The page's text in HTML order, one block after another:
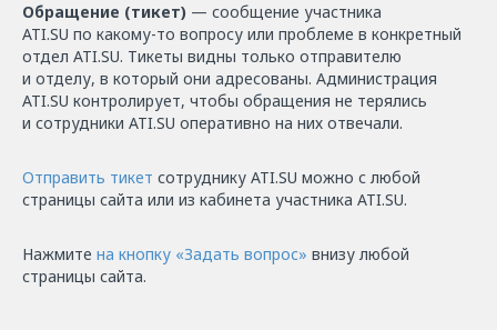
Обращение (тикет) — сообщение участника
ATI.SU по какому-то вопросу или проблеме в конкретный
отдел ATI.SU. Тикеты видны только отправителю
и отделу, в который они адресованы. Администрация
ATI.SU контролирует, чтобы обращения не терялись
и сотрудники ATI.SU оперативно на них отвечали.
Отправить тикет сотруднику ATI.SU можно с любой
страницы сайта или из кабинета участника ATI.SU.
Нажмите на кнопку «Задать вопрос» внизу любой
страницы сайта.